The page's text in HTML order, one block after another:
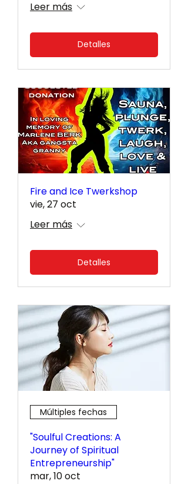
Leer más
Detalles
Fire and Ice Twerkshop
vie, 27 oct
Leer más
Detalles
Múltiples fechas
"Soulful Creations: A
Journey of Spiritual
Entrepreneurship"
mar, 10 oct